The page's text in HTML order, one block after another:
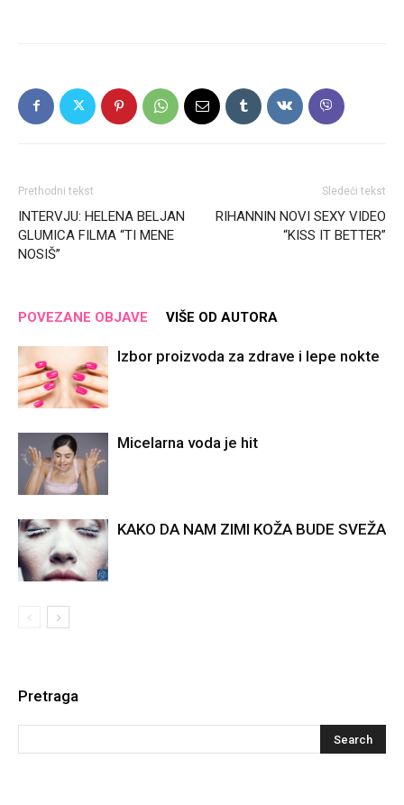
Prethodni tekst
INTERVJU: HELENA BELJAN
GLUMICA FILMA “TI MENE
NOSIŠ”
Sledeći tekst
RIHANNIN NOVI SEXY VIDEO
“KISS IT BETTER”
POVEZANE OBJAVE VIŠE OD AUTORA
Izbor proizvoda za zdrave i lepe nokte
Micelarna voda je hit
KAKO DA NAM ZIMI KOŽA BUDE SVEŽA
Pretraga